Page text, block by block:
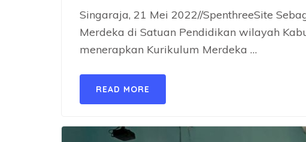
Singaraja, 21 Mei 2022//SpenthreeSite
Merdeka di Satuan Pendidikan wilayah
menerapkan Kurikulum Merdeka …
READ MORE